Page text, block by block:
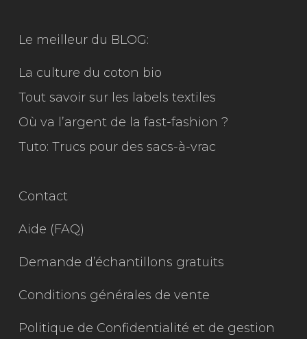
Le meilleur du BLOG:
La culture du coton bio
Tout savoir sur les labels textiles
Où va l’argent de la fast-fashion ?
Tuto: Trucs pour des sacs-à-vrac
Contact
Aide (FAQ)
Demande d’échantillons gratuits
Conditions générales de vente
Politique de Confidentialité et de gestion